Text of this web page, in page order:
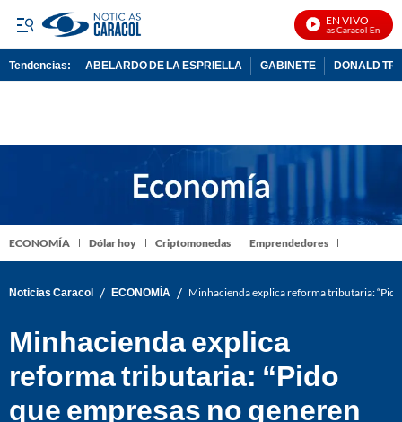
EN VIVO
Noticias Caracol En Vivo
Tendencias: ABELARDO DE LA ESPRIELLA GABINETE DONALD
ECONOMÍA Dólar hoy Criptomonedas Emprendedores
Noticias Caracol / ECONOMÍA / Minhacienda explica reforma tributaria:
Minhacienda explica
reforma tributaria: “Pido
que empresas no generen